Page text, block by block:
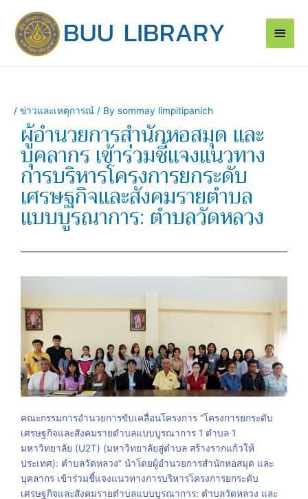
content
Main
/ ข่าวและเหตุการณ์ / By sommay limpitipanich
ผู้อำนวยการสำนักหอสมุด และ
บุคลากร เข้าร่วมชี้แจงแนวทาง
การบริหารโครงการยกระดับ
เศรษฐกิจและสังคมรายตำบล
แบบบูรณาการ: ตำบลวัดหลวง
คณะกรรมการอำนวยการขับเคลื่อนโครงการ “โครงการยกระดับ
เศรษฐกิจและสังคมรายตำบลแบบบูรณาการ 1 ตำบล 1
มหาวิทยาลัย (U2T) (มหาวิทยาลัยสู่ตำบล สร้างรากแก้วให้
ประเทศ): ตำบลวัดหลวง” นำโดยผู้อำนวยการสำนักหอสมุด และ
บุคลากร เข้าร่วมชี้แจงแนวทางการบริหารโครงการยกระดับ
เศรษฐกิจและสังคมรายตำบลแบบบูรณาการ: ตำบลวัดหลวง และ